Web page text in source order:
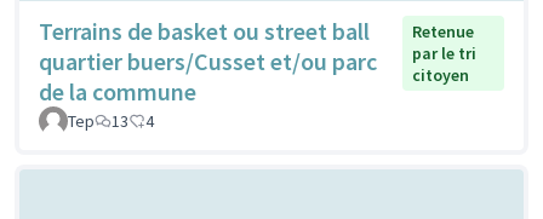
Terrains de basket ou street ball
quartier buers/Cusset et/ou parc
de la commune
Retenue
par le tri
citoyen
Tep 13 4